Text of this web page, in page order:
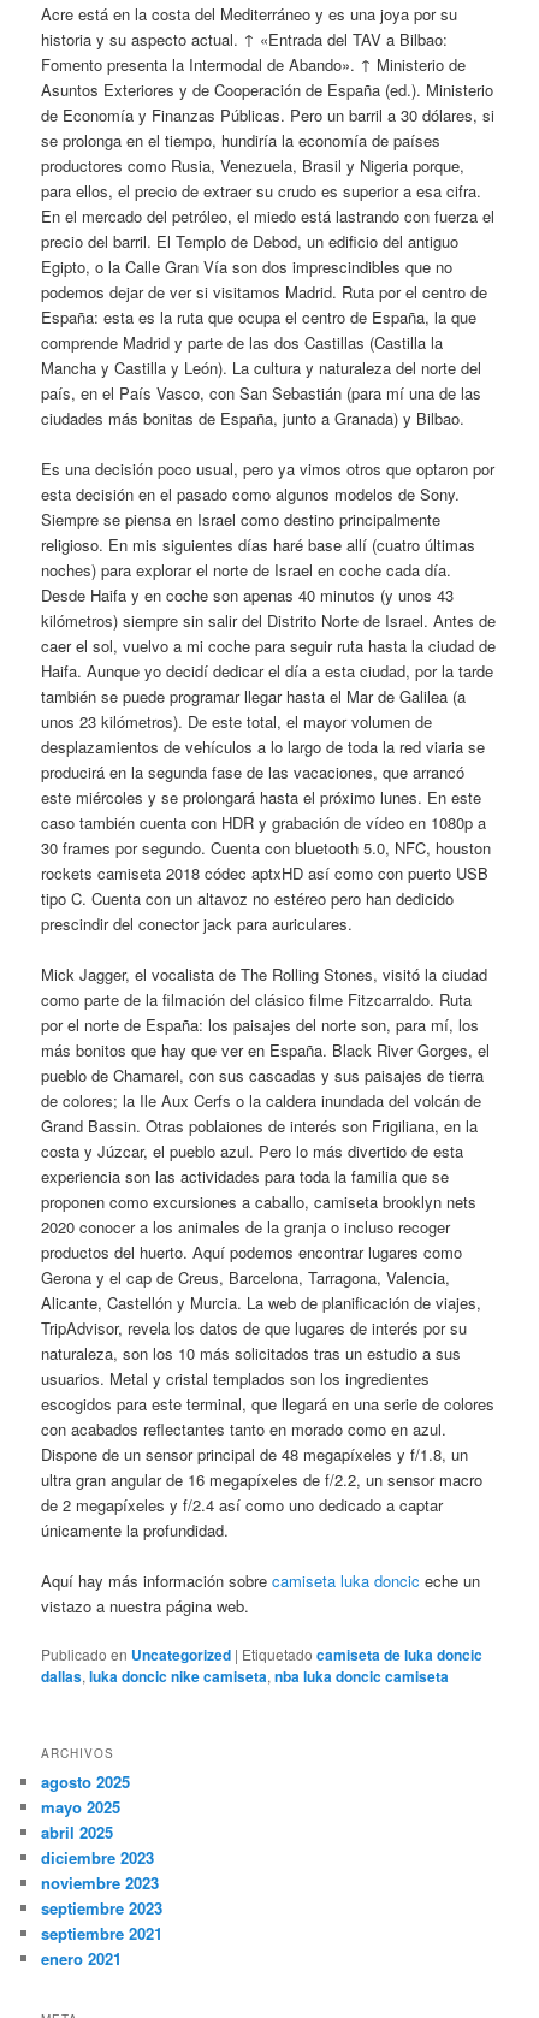
Acre está en la costa del Mediterráneo y es una joya por su
historia y su aspecto actual. ↑ «Entrada del TAV a Bilbao:
Fomento presenta la Intermodal de Abando». ↑ Ministerio de
Asuntos Exteriores y de Cooperación de España (ed.). Ministerio
de Economía y Finanzas Públicas. Pero un barril a 30 dólares, si
se prolonga en el tiempo, hundiría la economía de países
productores como Rusia, Venezuela, Brasil y Nigeria porque,
para ellos, el precio de extraer su crudo es superior a esa cifra.
En el mercado del petróleo, el miedo está lastrando con fuerza el
precio del barril. El Templo de Debod, un edificio del antiguo
Egipto, o la Calle Gran Vía son dos imprescindibles que no
podemos dejar de ver si visitamos Madrid. Ruta por el centro de
España: esta es la ruta que ocupa el centro de España, la que
comprende Madrid y parte de las dos Castillas (Castilla la
Mancha y Castilla y León). La cultura y naturaleza del norte del
país, en el País Vasco, con San Sebastián (para mí una de las
ciudades más bonitas de España, junto a Granada) y Bilbao.
Es una decisión poco usual, pero ya vimos otros que optaron por
esta decisión en el pasado como algunos modelos de Sony.
Siempre se piensa en Israel como destino principalmente
religioso. En mis siguientes días haré base allí (cuatro últimas
noches) para explorar el norte de Israel en coche cada día.
Desde Haifa y en coche son apenas 40 minutos (y unos 43
kilómetros) siempre sin salir del Distrito Norte de Israel. Antes de
caer el sol, vuelvo a mi coche para seguir ruta hasta la ciudad de
Haifa. Aunque yo decidí dedicar el día a esta ciudad, por la tarde
también se puede programar llegar hasta el Mar de Galilea (a
unos 23 kilómetros). De este total, el mayor volumen de
desplazamientos de vehículos a lo largo de toda la red viaria se
producirá en la segunda fase de las vacaciones, que arrancó
este miércoles y se prolongará hasta el próximo lunes. En este
caso también cuenta con HDR y grabación de vídeo en 1080p a
30 frames por segundo. Cuenta con bluetooth 5.0, NFC, houston
rockets camiseta 2018 códec aptxHD así como con puerto USB
tipo C. Cuenta con un altavoz no estéreo pero han dedicido
prescindir del conector jack para auriculares.
Mick Jagger, el vocalista de The Rolling Stones, visitó la ciudad
como parte de la filmación del clásico filme Fitzcarraldo. Ruta
por el norte de España: los paisajes del norte son, para mí, los
más bonitos que hay que ver en España. Black River Gorges, el
pueblo de Chamarel, con sus cascadas y sus paisajes de tierra
de colores; la Ile Aux Cerfs o la caldera inundada del volcán de
Grand Bassin. Otras poblaiones de interés son Frigiliana, en la
costa y Júzcar, el pueblo azul. Pero lo más divertido de esta
experiencia son las actividades para toda la familia que se
proponen como excursiones a caballo, camiseta brooklyn nets
2020 conocer a los animales de la granja o incluso recoger
productos del huerto. Aquí podemos encontrar lugares como
Gerona y el cap de Creus, Barcelona, Tarragona, Valencia,
Alicante, Castellón y Murcia. La web de planificación de viajes,
TripAdvisor, revela los datos de que lugares de interés por su
naturaleza, son los 10 más solicitados tras un estudio a sus
usuarios. Metal y cristal templados son los ingredientes
escogidos para este terminal, que llegará en una serie de colores
con acabados reflectantes tanto en morado como en azul.
Dispone de un sensor principal de 48 megapíxeles y f/1.8, un
ultra gran angular de 16 megapíxeles de f/2.2, un sensor macro
de 2 megapíxeles y f/2.4 así como uno dedicado a captar
únicamente la profundidad.
Aquí hay más información sobrecamiseta luka doncic eche un
vistazo a nuestra página web.
Publicado en Uncategorized | Etiquetado camiseta de luka doncic
dallas,luka doncic nike camiseta,nba luka doncic camiseta
ARCHIVOS
agosto 2025
mayo 2025
abril 2025
diciembre 2023
noviembre 2023
septiembre 2023
septiembre 2021
enero 2021